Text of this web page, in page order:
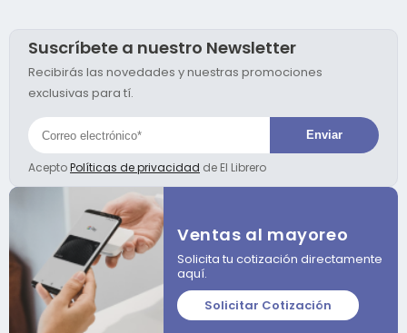
Suscríbete a nuestro Newsletter
Recibirás las novedades y nuestras promociones
exclusivas para tí.
AceptoPolíticas de privacidad de El Librero
Ventas al mayoreo
Solicita tu cotización directamente
aquí.
Solicitar Cotización